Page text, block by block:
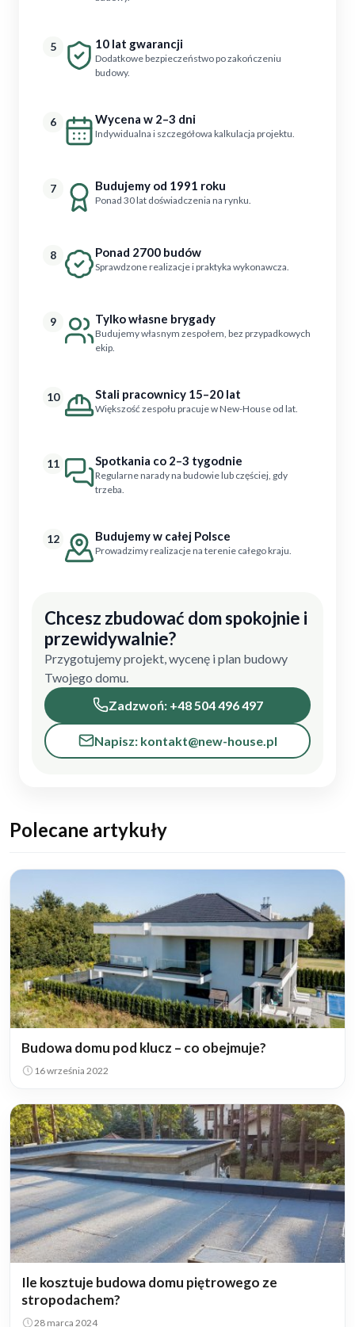
5 10 lat gwarancji
Dodatkowe bezpieczeństwo po zakończeniu
budowy.
6 Wycena w 2–3 dni
Indywidualna i szczegółowa kalkulacja projektu.
7 Budujemy od 1991 roku
Ponad 30 lat doświadczenia na rynku.
8 Ponad 2700 budów
Sprawdzone realizacje i praktyka wykonawcza.
9 Tylko własne brygady
Budujemy własnym zespołem, bez przypadkowych
ekip.
10 Stali pracownicy 15–20 lat
Większość zespołu pracuje w New-House od lat.
11 Spotkania co 2–3 tygodnie
Regularne narady na budowie lub częściej, gdy
trzeba.
12 Budujemy w całej Polsce
Prowadzimy realizacje na terenie całego kraju.
Chcesz zbudować dom spokojnie i
przewidywalnie?
Przygotujemy projekt, wycenę i plan budowy
Twojego domu.
Zadzwoń: +48 504 496 497
Napisz: kontakt@new-house.pl
Polecane artykuły
Budowa domu pod klucz – co obejmuje?
16 września 2022
Ile kosztuje budowa domu piętrowego ze
stropodachem?
28 marca 2024